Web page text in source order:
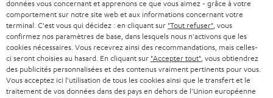
n
t
s
t
é
Déclaration de conformité: CINEBAR ULTIMA
Mode d’emploi: Paire d'enceintes satellites EFFEKT 2
Déclaration de conformité: Paire d'enceintes satellites
EFFEKT 2
Guide de démarrage rapide: Paire d'enceintes
données vous concernant et apprenons ce que vous aimez - grâce à votre
comportement sur notre site web et aux informations concernant votre
terminal. C'est vous qui décidez : en cliquant sur "Tout refuser" , vous
confirmez nos paramètres de base, dans lesquels nous n'activons que les
cookies nécessaires. Vous recevrez ainsi des recommandations, mais celles-
ci seront choisies au hasard. En cliquant sur "Accepter tout" , vous obtiendrez
des publicités personnalisées et des contenus vraiment pertinents pour vous.
Vous acceptez ici l'utilisation de tous les cookies ainsi que le transfert et le
traitement de vos données dans des pays en dehors de l'Union européenne